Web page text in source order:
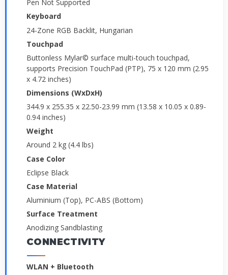
Pen Not Supported
Keyboard
24-Zone RGB Backlit, Hungarian
Touchpad
Buttonless Mylar© surface multi-touch touchpad,
supports Precision TouchPad (PTP), 75 x 120 mm (2.95
x 4.72 inches)
Dimensions (WxDxH)
344.9 x 255.35 x 22.50-23.99 mm (13.58 x 10.05 x 0.89-
0.94 inches)
Weight
Around 2 kg (4.4 lbs)
Case Color
Eclipse Black
Case Material
Aluminium (Top), PC-ABS (Bottom)
Surface Treatment
Anodizing Sandblasting
CONNECTIVITY
WLAN + Bluetooth